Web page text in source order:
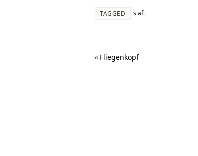
TAGGED siaf.
« Fliegenkopf